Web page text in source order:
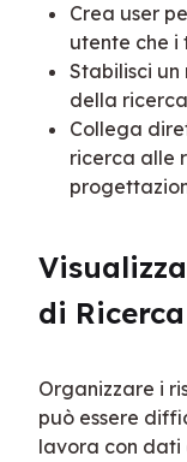
Crea user
utente che i
Stabilisci
della ricerca
Collega
ricerca alle
di Ricerca
Organizzare i
può essere
lavora con dati